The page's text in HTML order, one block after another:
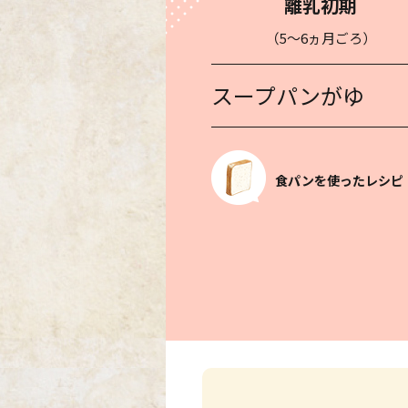
（5〜6ヵ月ごろ）
スープパンがゆ
食パンを使ったレシピ